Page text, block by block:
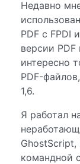
Недавно
PDF с FPDI
версии
интересно
PDF-
1,6.
Я работал
командной